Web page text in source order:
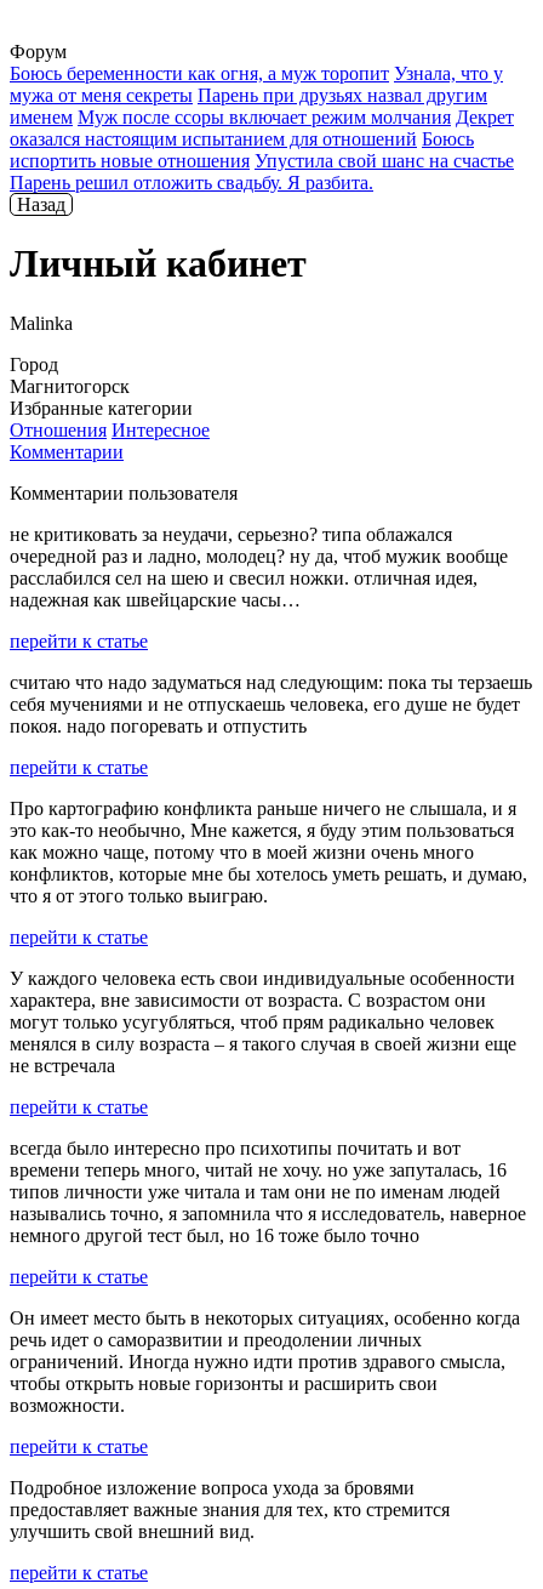
Форум
Боюсь беременности как огня, а муж торопит Узнала, что у
мужа от меня секреты Парень при друзьях назвал другим
именем Муж после ссоры включает режим молчания Декрет
оказался настоящим испытанием для отношений Боюсь
испортить новые отношения Упустила свой шанс на счастье
Парень решил отложить свадьбу. Я разбита.
Назад
Личный кабинет
Malinka
Город
Магнитогорск
Избранные категории
Отношения Интересное
Комментарии
Комментарии пользователя
не критиковать за неудачи, серьезно? типа облажался
очередной раз и ладно, молодец? ну да, чтоб мужик вообще
расслабился сел на шею и свесил ножки. отличная идея,
надежная как швейцарские часы…
перейти к статье
считаю что надо задуматься над следующим: пока ты терзаешь
себя мучениями и не отпускаешь человека, его душе не будет
покоя. надо погоревать и отпустить
перейти к статье
Про картографию конфликта раньше ничего не слышала, и я
это как-то необычно, Мне кажется, я буду этим пользоваться
как можно чаще, потому что в моей жизни очень много
конфликтов, которые мне бы хотелось уметь решать, и думаю,
что я от этого только выиграю.
перейти к статье
У каждого человека есть свои индивидуальные особенности
характера, вне зависимости от возраста. С возрастом они
могут только усугубляться, чтоб прям радикально человек
менялся в силу возраста – я такого случая в своей жизни еще
не встречала
перейти к статье
всегда было интересно про психотипы почитать и вот
времени теперь много, читай не хочу. но уже запуталась, 16
типов личности уже читала и там они не по именам людей
назывались точно, я запомнила что я исследователь, наверное
немного другой тест был, но 16 тоже было точно
перейти к статье
Он имеет место быть в некоторых ситуациях, особенно когда
речь идет о саморазвитии и преодолении личных
ограничений. Иногда нужно идти против здравого смысла,
чтобы открыть новые горизонты и расширить свои
возможности.
перейти к статье
Подробное изложение вопроса ухода за бровями
предоставляет важные знания для тех, кто стремится
улучшить свой внешний вид.
перейти к статье